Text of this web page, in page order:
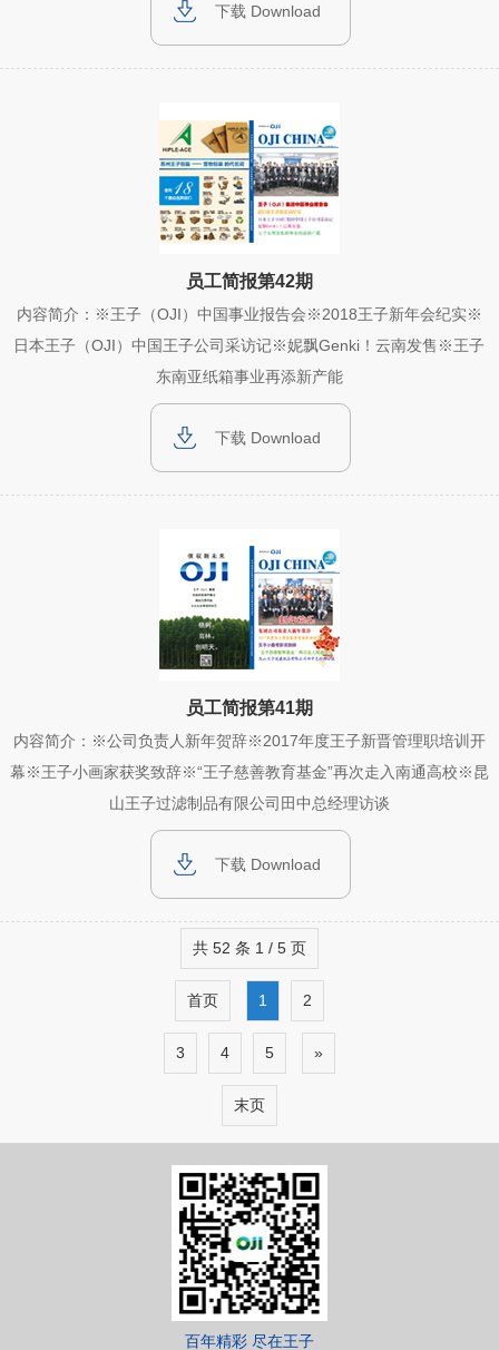
下载 Download
员工简报第42期
内容简介：※王子（OJI）中国事业报告会※2018王子新年会纪实※
日本王子（OJI）中国王子公司采访记※妮飘Genki！云南发售※王子
东南亚纸箱事业再添新产能
下载 Download
员工简报第41期
内容简介：※公司负责人新年贺辞※2017年度王子新晋管理职培训开
幕※王子小画家获奖致辞※“王子慈善教育基金”再次走入南通高校※昆
山王子过滤制品有限公司田中总经理访谈
下载 Download
共 52 条 1 / 5 页
首页 1 2
3 4 5 »
末页
百年精彩 尽在王子